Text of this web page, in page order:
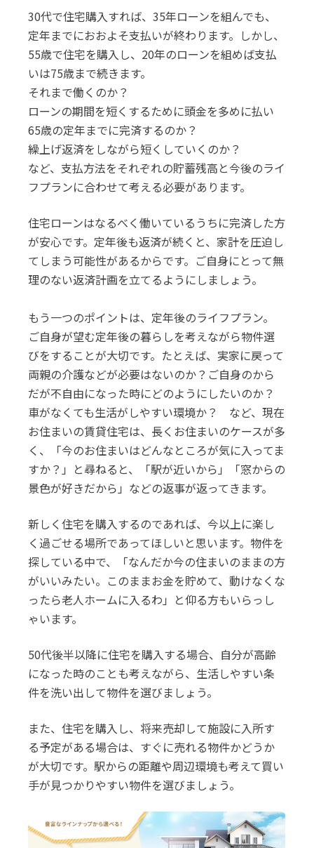
30代で住宅購入すれば、35年ローンを組んでも、
定年までにおおよそ支払いが終わります。しかし、
55歳で住宅を購入し、20年のローンを組めば支払
いは75歳まで続きます。
それまで働くのか？
ローンの期間を短くするために頭金を多めに払い
65歳の定年までに完済するのか？
繰上げ返済をしながら短くしていくのか？
など、支払方法をそれぞれの貯蓄残高と今後のライ
フプランに合わせて考える必要があります。
住宅ローンはなるべく働いているうちに完済した方
が安心です。定年後も返済が続くと、家計を圧迫し
てしまう可能性があるからです。ご自身にとって無
理のない返済計画を立てるようにしましょう。
もう一つのポイントは、定年後のライフプラン。
ご自身が望む定年後の暮らしを考えながら物件選
びをすることが大切です。たとえば、実家に戻って
両親の介護などが必要はないのか？ご自身のから
だが不自由になった時にどのようにしたいのか？
車がなくても生活がしやすい環境か？ など、現在
お住まいの賃貸住宅は、長くお住まいのケースが多
く、「今のお住まいはどんなところが気に入ってま
すか？」と尋ねると、「駅が近いから」「窓からの
景色が好きだから」などの返事が返ってきます。
新しく住宅を購入するのであれば、今以上に楽し
く過ごせる場所であってほしいと思います。物件を
探している中で、「なんだか今の住まいのままの方
がいいみたい。このままお金を貯めて、動けなくな
ったら老人ホームに入るわ」と仰る方もいらっし
ゃいます。
50代後半以降に住宅を購入する場合、自分が高齢
になった時のことも考えながら、生活しやすい条
件を洗い出して物件を選びましょう。
また、住宅を購入し、将来売却して施設に入所す
る予定がある場合は、すぐに売れる物件かどうか
が大切です。駅からの距離や周辺環境も考えて買い
手が見つかりやすい物件を選びましょう。